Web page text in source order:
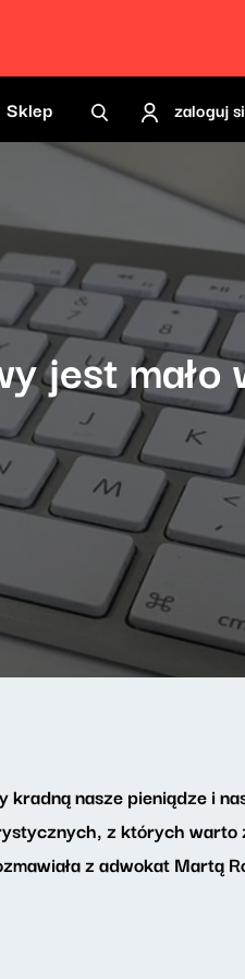
Sklep zaloguj
jest
nasze pieniądze i
z których warto
z adwokat Martą